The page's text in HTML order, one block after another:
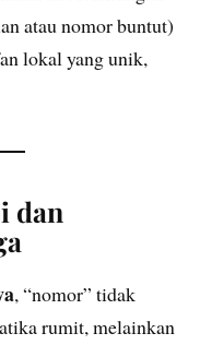
atau nomor buntut)
lokal yang unik,
dan
, “nomor” tidak
rumit, melainkan